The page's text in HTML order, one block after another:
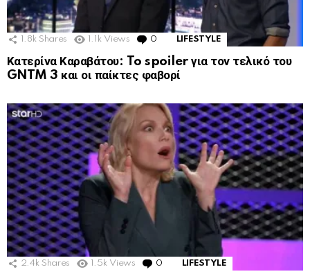
1.8k Shares 1.1k Views 0 Comments
LIFESTYLE
Κατερίνα Καραβάτου: To spoiler για τον τελικό του
GNTM 3 και οι παίκτες φαβορί
2.4k Shares 1.5k Views 0 Comments
LIFESTYLE